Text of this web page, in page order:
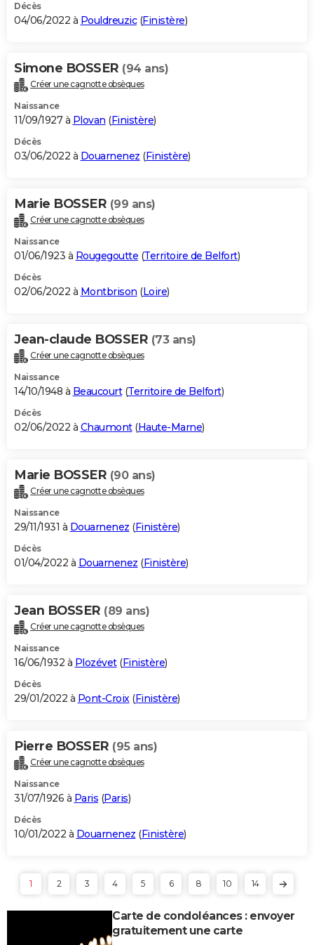
Décès
04/06/2022 à Pouldreuzic(Finistère)
Simone BOSSER (94 ans)
Créer une cagnotte obsèques
Naissance
11/09/1927 à Plovan (Finistère)
Décès
03/06/2022 à Douarnenez (Finistère)
Marie BOSSER (99 ans)
Créer une cagnotte obsèques
Naissance
01/06/1923 à Rougegoutte (Territoire de Belfort)
Décès
02/06/2022 à Montbrison (Loire)
Jean-claude BOSSER (73 ans)
Créer une cagnotte obsèques
Naissance
14/10/1948 à Beaucourt(Territoire de Belfort)
Décès
02/06/2022 à Chaumont(Haute-Marne)
Marie BOSSER (90 ans)
Créer une cagnotte obsèques
Naissance
29/11/1931 à Douarnenez (Finistère)
Décès
01/04/2022 à Douarnenez (Finistère)
Jean BOSSER (89 ans)
Créer une cagnotte obsèques
Naissance
16/06/1932 à Plozévet(Finistère)
Décès
29/01/2022 à Pont-Croix(Finistère)
Pierre BOSSER (95 ans)
Créer une cagnotte obsèques
Naissance
31/07/1926 à Paris (Paris)
Décès
10/01/2022 à Douarnenez (Finistère)
1 2 3 4 5 6 8 10 14
Carte de condoléances : envoyer
gratuitement une carte